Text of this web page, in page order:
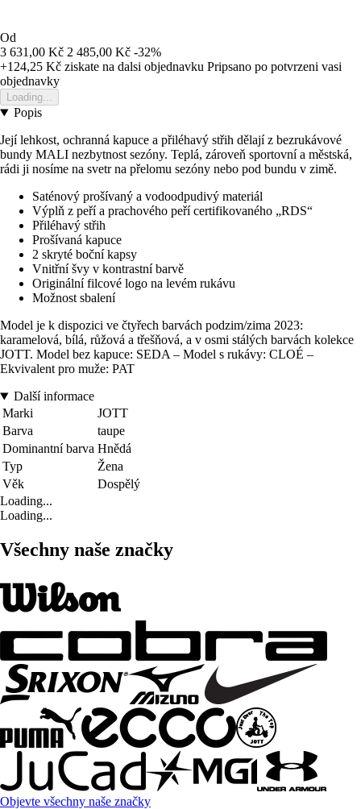
Od
3 631,00 Kč 2 485,00 Kč -32%
+124,25 Kč ziskate na dalsi objednavku Pripsano po potvrzeni vasi
objednavky
Loading...
Popis
Její lehkost, ochranná kapuce a přiléhavý střih dělají z bezrukávové
bundy MALI nezbytnost sezóny. Teplá, zároveň sportovní a městská,
rádi ji nosíme na svetr na přelomu sezóny nebo pod bundu v zimě.
Saténový prošívaný a vodoodpudivý materiál
Výplň z peří a prachového peří certifikovaného „RDS“
Přiléhavý střih
Prošívaná kapuce
2 skryté boční kapsy
Vnitřní švy v kontrastní barvě
Originální filcové logo na levém rukávu
Možnost sbalení
Model je k dispozici ve čtyřech barvách podzim/zima 2023:
karamelová, bílá, růžová a třešňová, a v osmi stálých barvách kolekce
JOTT. Model bez kapuce: SEDA – Model s rukávy: CLOÉ –
Ekvivalent pro muže: PAT
Další informace
Marki
JOTT
Barva
taupe
Dominantní barva Hnědá
Typ
Žena
Věk
Dospělý
Loading...
Loading...
Všechny naše značky
Objevte všechny naše značky